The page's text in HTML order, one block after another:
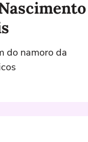
do namoro da